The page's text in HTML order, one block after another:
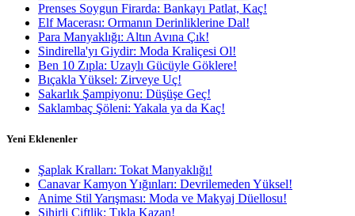
Prenses Soygun Firarda: Bankayı Patlat, Kaç!
Elf Macerası: Ormanın Derinliklerine Dal!
Para Manyaklığı: Altın Avına Çık!
Sindirella'yı Giydir: Moda Kraliçesi Ol!
Ben 10 Zıpla: Uzaylı Gücüyle Göklere!
Bıçakla Yüksel: Zirveye Uç!
Sakarlık Şampiyonu: Düşüşe Geç!
Saklambaç Şöleni: Yakala ya da Kaç!
Yeni Eklenenler
Şaplak Kralları: Tokat Manyaklığı!
Canavar Kamyon Yığınları: Devrilemeden Yüksel!
Anime Stil Yarışması: Moda ve Makyaj Düellosu!
Sihirli Çiftlik: Tıkla Kazan!